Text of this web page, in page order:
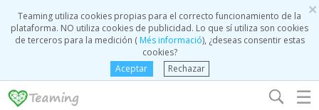
×
Teaming utiliza cookies propias para el correcto funcionamiento de la
plataforma. NO utiliza cookies de publicidad. Lo que sí utiliza son cookies
de terceros para la medición (Més informació), ¿deseas consentir estas
cookies?
Aceptar
Rechazar
☰